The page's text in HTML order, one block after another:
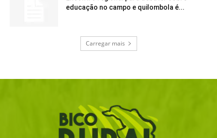
educação no campo e quilombola é...
Carregar mais